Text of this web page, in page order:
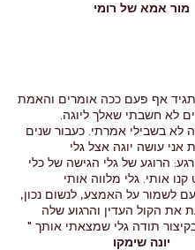
מור אמא של רומי
אף פעם ככה אומרים והאמת
לא חשבתי שאלך ליוגה.
לא בשבילי אמרתי. כעבור שנים
אני עושה יוגה אצל גלי
הרוגע של גלי הגישה של כלי
קנו אותי. גלי מלווה אותי
לשמור על האמצע, לנשום נכון,
את הקול העדין והרגוע שלה
תודה גלי שמצאתי אותך "
יונה שימקו